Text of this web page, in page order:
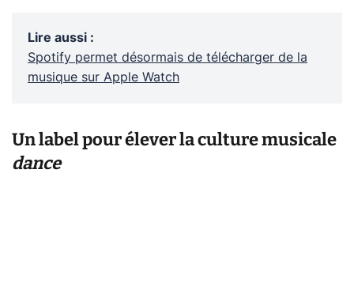
Lire aussi :
Spotify permet désormais de télécharger de la
musique sur Apple Watch
Un label pour élever la culture musicale
dance